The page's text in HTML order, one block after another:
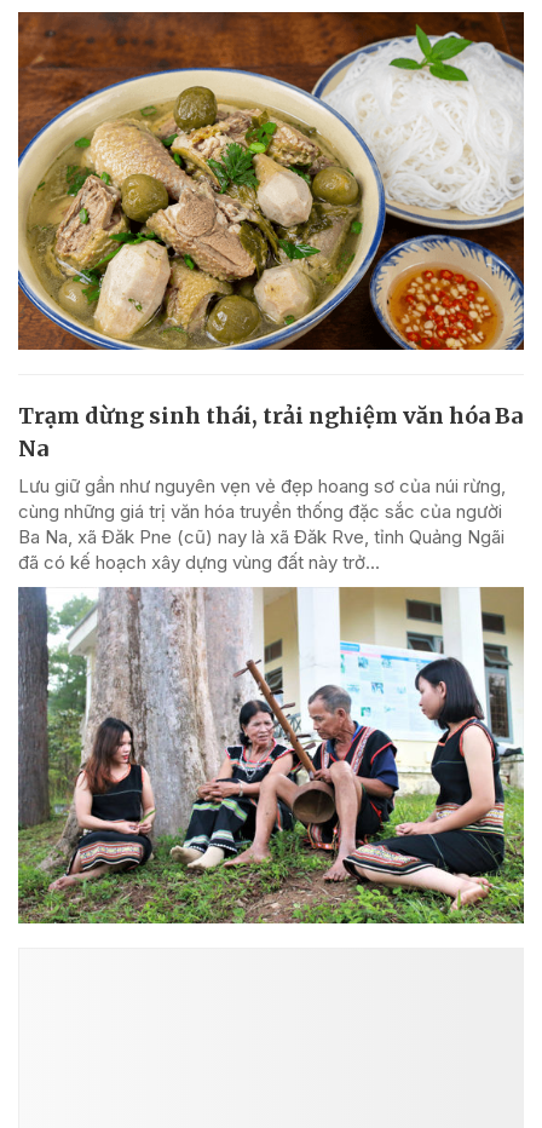
Trạm dừng sinh thái, trải nghiệm văn hóa Ba
Na
Lưu giữ gần như nguyên vẹn vẻ đẹp hoang sơ của núi rừng,
cùng những giá trị văn hóa truyền thống đặc sắc của người
Ba Na, xã Đăk Pne (cũ) nay là xã Đăk Rve, tỉnh Quảng Ngãi
đã có kế hoạch xây dựng vùng đất này trở...